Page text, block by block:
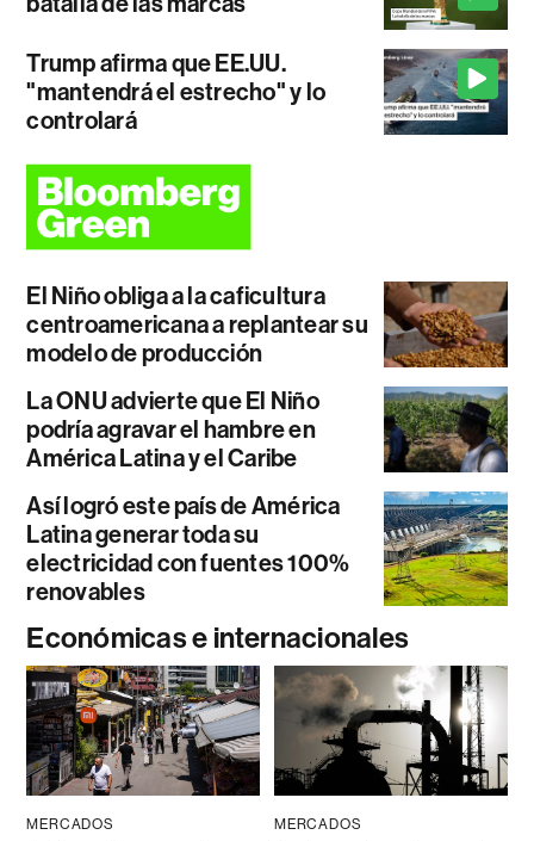
Trump afirma que EE.UU.
"mantendrá el estrecho" y lo
controlará
El Niño obliga a la caficultura
centroamericana a replantear su
modelo de producción
La ONU advierte que El Niño
podría agravar el hambre en
América Latina y el Caribe
Así logró este país de América
Latina generar toda su
electricidad con fuentes 100%
renovables
Económicas e internacionales
MERCADOS MERCADOS